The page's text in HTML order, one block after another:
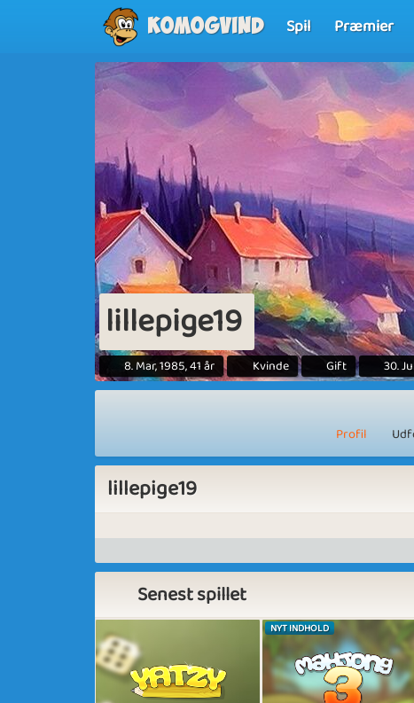
Komogvind Spil Præmier
lillepige19
8. Mar, 1985, 41 år Kvinde Gift 30.
Profil
lillepige19
Senest spillet
NYT INDHOLD